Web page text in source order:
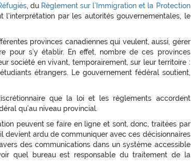
, du Règlement sur l’Immigration et la Protection
par les autorités gouvernementales, le
provinces canadiennes qui veulent, aussi, gérer
pour s’y établir. En effet, nombre de ces provinces
société en vivant, temporairement, sur leur territoire :
étrangers. Le gouvernement fédéral soutient,
que la loi et les règlements accordent
qu’au niveau provincial.
peuvent se faire en ligne et sont, donc, traitées par
devient ardu de communiquer avec ces décisionnaires
des communications dans un système accessible
quel bureau est responsable du traitement de la